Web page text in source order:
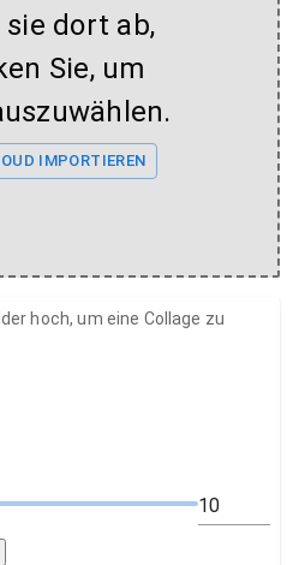
sie dort ab,
Sie, um
IMPORTIEREN
hoch, um eine Collage zu